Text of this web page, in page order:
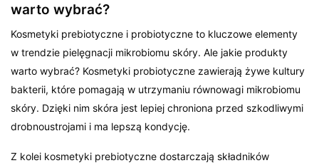
warto wybrać?
Kosmetyki prebiotyczne i probiotyczne to kluczowe elementy
w trendzie pielęgnacji mikrobiomu skóry. Ale jakie produkty
warto wybrać? Kosmetyki probiotyczne zawierają żywe kultury
bakterii, które pomagają w utrzymaniu równowagi mikrobiomu
skóry. Dzięki nim skóra jest lepiej chroniona przed szkodliwymi
drobnoustrojami i ma lepszą kondycję.
Z kolei kosmetyki prebiotyczne dostarczają składników